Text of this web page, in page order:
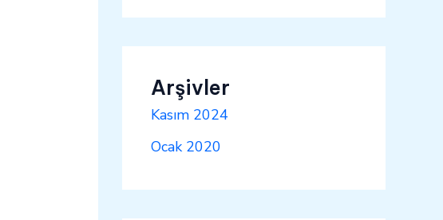
Arşivler
Kasım 2024
Ocak 2020